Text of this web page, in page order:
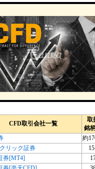
CFD取引会社一覧
取
銘
約
リック証券
券[MT4]